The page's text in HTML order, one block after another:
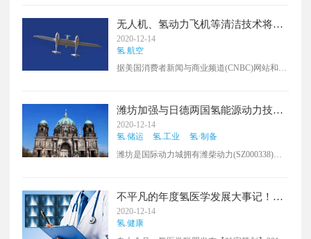
无人机、氢动力飞机等清洁技术将蓬
勃发展，在未来30年减少碳排放
2020-12-14
氢.航空
据美国消费者新闻与商业频道(CNBC)网站和欧
种措施，加大无人机和氢动力飞机等新兴技术
的应用，在未来30年减少碳排放，到2050年将
欧盟交通领域的温室气体排放减少90%。
潍坊加强与日德两国氢能源动力技术
合作
2020-12-14
氢.储运
氢.工业
氢·制备
潍坊是国际动力城拥有潍柴动力(SZ000338)全
坊布局氢能源，助力潍坊建设国际动力城贡献
了一份力量，但是潍坊在氢能源技术上还有巨
大缺陷与国际先进水平具有一定差距需要努力
去追。
不平凡的年度氢医学发展大事记！
（完整版）
2020-12-14
氢.健康